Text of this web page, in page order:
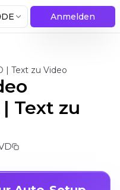
DE Anmelden
| Text zu Video
Text zu